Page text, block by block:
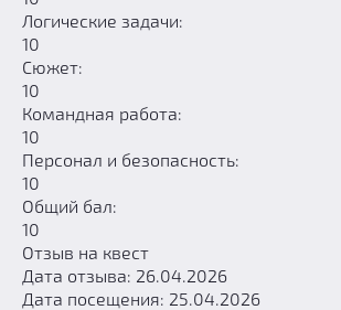
Логические задачи:
10
Сюжет:
10
Командная работа:
10
Персонал и безопасность:
10
Общий бал:
10
Отзыв на квест
Дата отзыва: 26.04.2026
Дата посещения: 25.04.2026